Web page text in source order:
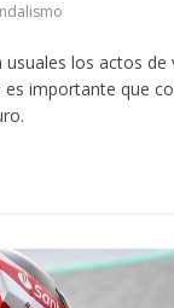
usuales los actos de
importante que